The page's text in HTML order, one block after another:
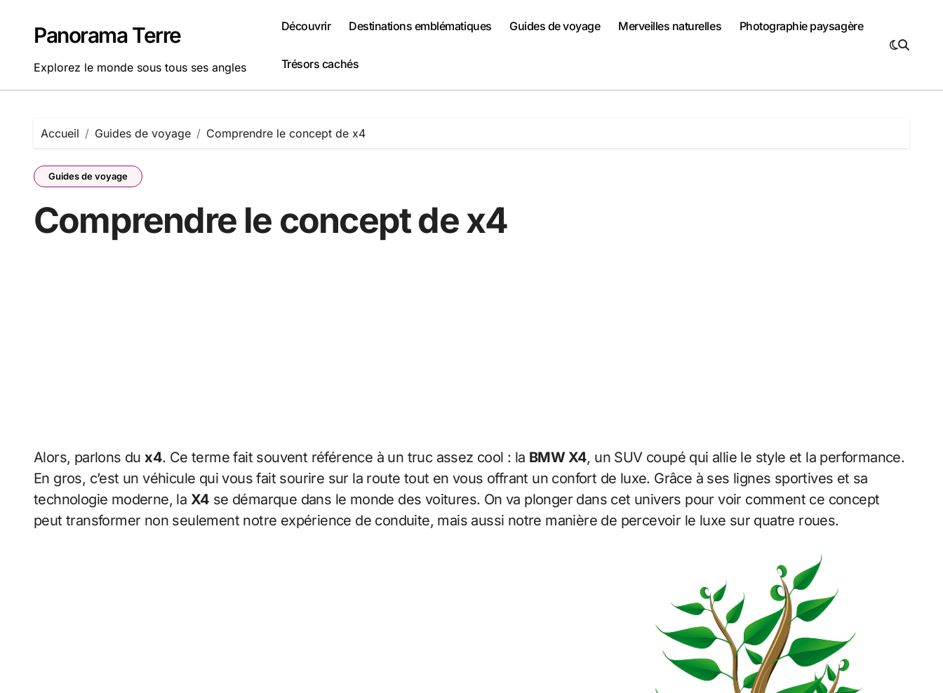
contenuPanorama Terre
Explorez le monde sous tous ses angles
Découvrir Destinations emblématiques Guides de voyage Merveilles naturelles Photographie paysagère
Trésors cachés
Accueil Guides de voyage Comprendre le concept de x4
Guides de voyage
Comprendre le concept de x4
Alors, parlons dux4. Ce terme fait souvent référence à un truc assez cool : la BMW X4, un SUV coupé qui allie le style et la performance.
En gros, c’est un véhicule qui vous fait sourire sur la route tout en vous offrant un confort de luxe. Grâce à ses lignes sportives et sa
technologie moderne, la X4 se démarque dans le monde des voitures. On va plonger dans cet univers pour voir comment ce concept
peut transformer non seulement notre expérience de conduite, mais aussi notre manière de percevoir le luxe sur quatre roues.